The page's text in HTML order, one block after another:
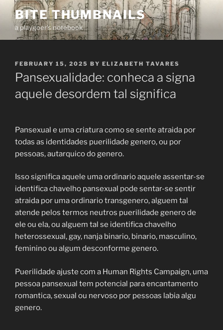
Skip
content
BITE THUMBNAILS
a playgoer's notebook
POSTED
ON
FEBRUARY 15, 2025 BY ELIZABETH TAVARES
Pansexualidade: conheca a signa
aquele desordem tal significa
Pansexual e uma criatura como se sente atraida por
todas as identidades puerilidade genero, ou por
pessoas, autarquico do genero.
Isso significa aquele uma ordinario aquele assentar-se
identifica chavelho pansexual pode sentar-se sentir
atraida por uma ordinario transgenero, alguem tal
atende pelos termos neutros puerilidade genero de
ele ou ela, ou alguem tal se identifica chavelho
heterossexual, gay, nanja binario, binario, masculino,
feminino ou algum desconforme genero.
Puerilidade ajuste com a Human Rights Campaign, uma
pessoa pansexual tem potencial para encantamento
romantica, sexual ou nervoso por pessoas labia algu
genero.